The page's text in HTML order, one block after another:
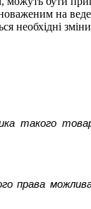
на
необхідні
такого
права